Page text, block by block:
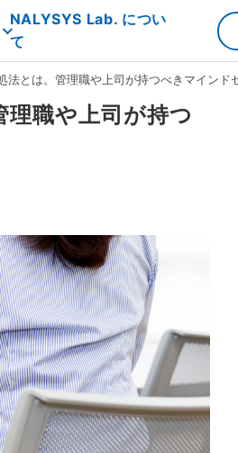
NALYSYS Lab. につい
て
法とは。管理職や上司が持つべきマインド
職や上司が持つ